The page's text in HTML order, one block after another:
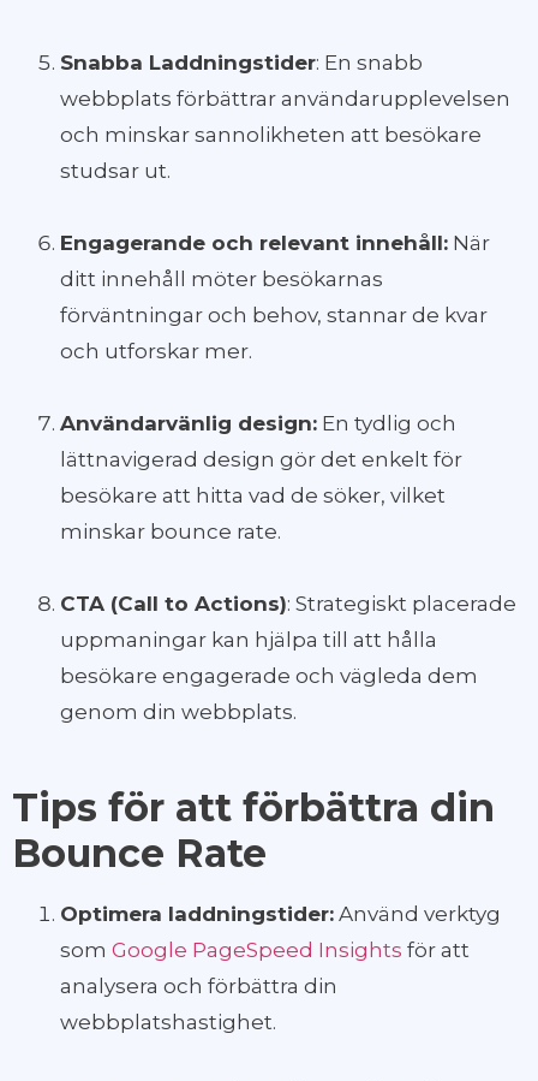
Snabba Laddningstider: En snabb
webbplats förbättrar användarupplevelsen
och minskar sannolikheten att besökare
studsar ut.
Engagerande och relevant innehåll: När
ditt innehåll möter besökarnas
förväntningar och behov, stannar de kvar
och utforskar mer.
Användarvänlig design: En tydlig och
lättnavigerad design gör det enkelt för
besökare att hitta vad de söker, vilket
minskar bounce rate.
CTA (Call to Actions): Strategiskt placerade
uppmaningar kan hjälpa till att hålla
besökare engagerade och vägleda dem
genom din webbplats.
Tips för att förbättra din
Bounce Rate
Optimera laddningstider: Använd verktyg
som Google PageSpeed Insights för att
analysera och förbättra din
webbplatshastighet.